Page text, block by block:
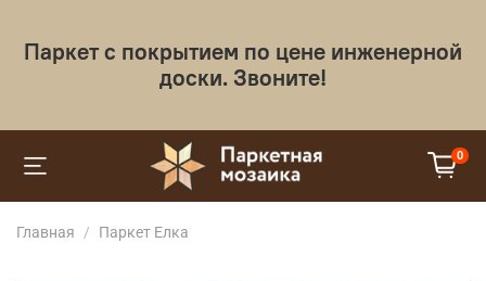
Паркет с покрытием по цене инженерной
доски. Звоните!
0
Главная Паркет Елка